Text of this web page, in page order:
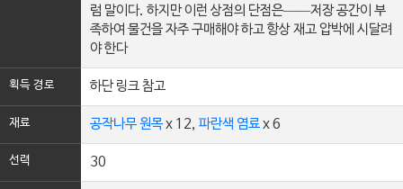
럼 말이다. 하지만 이런 상점의 단점은——저장 공간이 부
족하여 물건을 자주 구매해야 하고 항상 재고 압박에 시달려
야 한다
획득 경로 하단 링크 참고
재료 공작나무 원목x 12, 파란색 염료x 6
선력 30